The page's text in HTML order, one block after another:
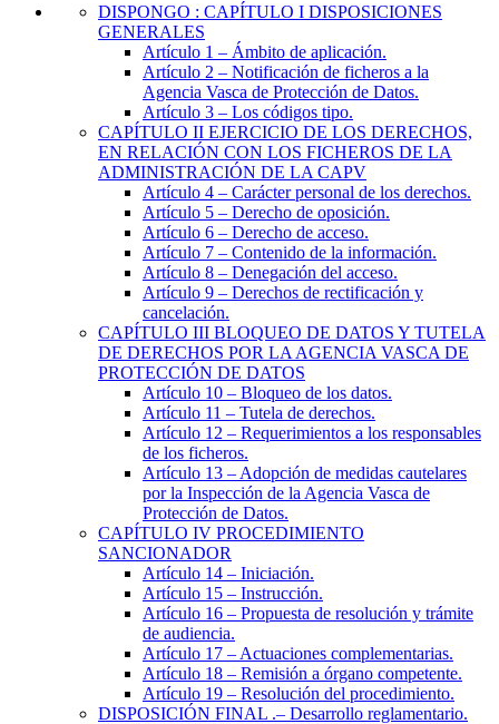
DISPONGO : CAPÍTULO I DISPOSICIONES
GENERALES
Artículo 1 – Ámbito de aplicación.
Artículo 2 – Notificación de ficheros a la
Agencia Vasca de Protección de Datos.
Artículo 3 – Los códigos tipo.
CAPÍTULO II EJERCICIO DE LOS DERECHOS,
EN RELACIÓN CON LOS FICHEROS DE LA
ADMINISTRACIÓN DE LA CAPV
Artículo 4 – Carácter personal de los derechos.
Artículo 5 – Derecho de oposición.
Artículo 6 – Derecho de acceso.
Artículo 7 – Contenido de la información.
Artículo 8 – Denegación del acceso.
Artículo 9 – Derechos de rectificación y
cancelación.
CAPÍTULO III BLOQUEO DE DATOS Y TUTELA
DE DERECHOS POR LA AGENCIA VASCA DE
PROTECCIÓN DE DATOS
Artículo 10 – Bloqueo de los datos.
Artículo 11 – Tutela de derechos.
Artículo 12 – Requerimientos a los responsables
de los ficheros.
Artículo 13 – Adopción de medidas cautelares
por la Inspección de la Agencia Vasca de
Protección de Datos.
CAPÍTULO IV PROCEDIMIENTO
SANCIONADOR
Artículo 14 – Iniciación.
Artículo 15 – Instrucción.
Artículo 16 – Propuesta de resolución y trámite
de audiencia.
Artículo 17 – Actuaciones complementarias.
Artículo 18 – Remisión a órgano competente.
Artículo 19 – Resolución del procedimiento.
DISPOSICIÓN FINAL .– Desarrollo reglamentario.